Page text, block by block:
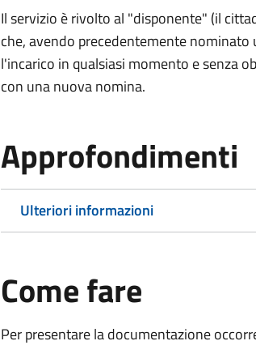
Il servizio è rivolto al "disponente" (il
che, avendo precedentemente
l'incarico in qualsiasi momento e senza
con una nuova nomina.
Approfondimenti
Ulteriori informazioni
Come fare
Per presentare la documentazione